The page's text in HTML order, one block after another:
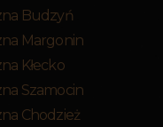
Budzyń
Margonin
Kłecko
Szamocin
Chodzież